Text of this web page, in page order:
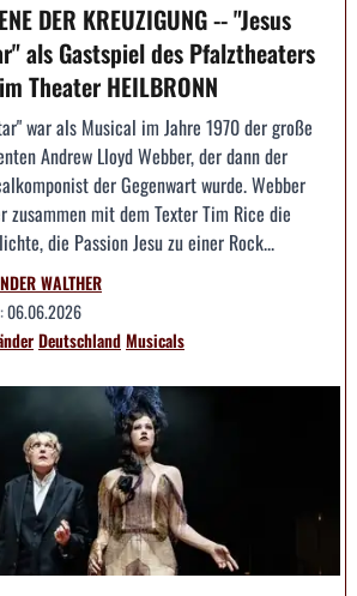
DER KREUZIGUNG -- "Jesus
als Gastspiel des Pfalztheaters
Theater HEILBRONN
war als Musical im Jahre 1970 der große
Andrew Lloyd Webber, der dann der
der Gegenwart wurde. Webber
zusammen mit dem Texter Tim Rice die
die Passion Jesu zu einer Rock...
WALTHER
06.06.2026
DeutschlandMusicals